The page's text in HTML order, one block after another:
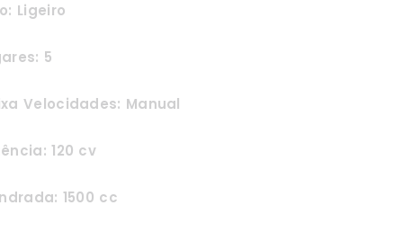
Ligeiro
5
Velocidades: Manual
120 cv
1500 cc